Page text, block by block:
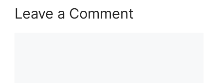
Leave a Comment